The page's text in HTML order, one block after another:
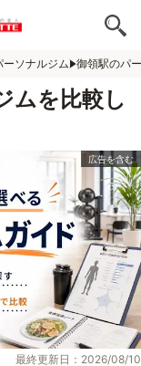
ーソナルジム 御領駅のパ
ムを比較し
最終更新日：2026/08/10